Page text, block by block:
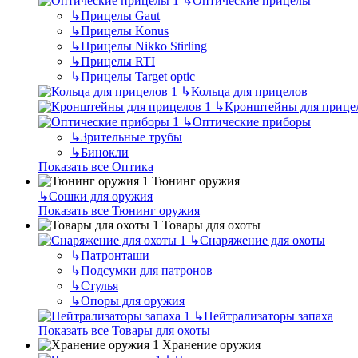
↳Прицелы Gaut
↳Прицелы Konus
↳Прицелы Nikko Stirling
↳Прицелы RTI
↳Прицелы Target optic
↳Кольца для прицелов
↳Кронштейны для
↳Оптические приборы
↳Зрительные трубы
↳Бинокли
Показать все Оптика
Тюнинг оружия
↳Сошки для оружия
Показать все Тюнинг оружия
Товары для охоты
↳Снаряжение для охоты
↳Патронташи
↳Подсумки для патронов
↳Стулья
↳Опоры для оружия
↳Нейтрализаторы запаха
Показать все Товары для охоты
Хранение оружия